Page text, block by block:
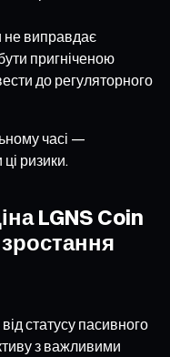
виправдає
пригніченою
до регуляторного
часі —
ризики.
LGNS Coin
статусу пасивного
з важливими